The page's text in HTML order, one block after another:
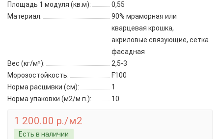
Площадь 1 модуля (кв.м):
0,55
Материал:
90% мраморная или
кварцевая крошка,
акриловые связующие, сетка
фасадная
Вес (кг/м²):
2,5-3
Морозостойкость:
F100
Норма расшивки (см):
1
Норма упаковки (м2/м п.):
10
1 200.00 р./м2
Есть в наличии